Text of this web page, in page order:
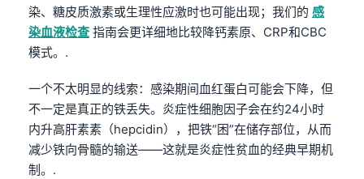
染、糖皮质激素或生理性应激时也可能出现；我们的 感
染血液检查 指南会更详细地比较降钙素原、CRP和CBC
模式。.
一个不太明显的线索：感染期间血红蛋白可能会下降，但
不一定是真正的铁丢失。炎症性细胞因子会在约24小时
内升高肝素素（hepcidin），把铁“困”在储存部位，从而
减少铁向骨髓的输送——这就是炎症性贫血的经典早期机
制。.